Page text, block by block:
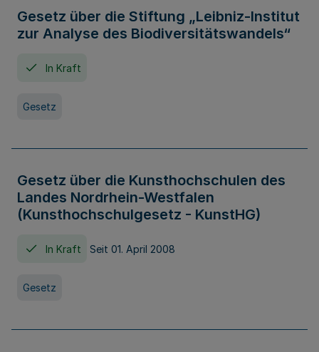
Gesetz über die Stiftung „Leibniz-Institut
zur Analyse des Biodiversitätswandels“
In Kraft
Gesetz
Gesetz über die Kunsthochschulen des
Landes Nordrhein-Westfalen
(Kunsthochschulgesetz - KunstHG)
In Kraft Seit 01. April 2008
Gesetz